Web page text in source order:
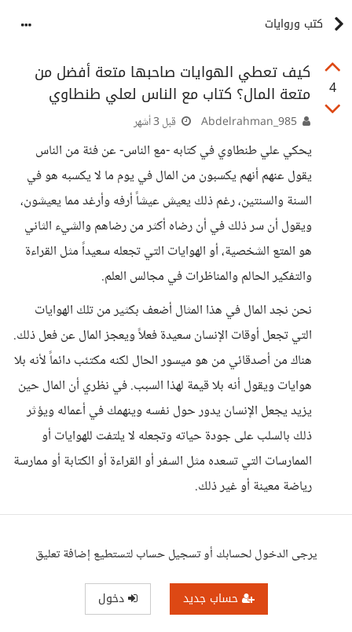
كتب وروايات
4
كيف تعطي الهوايات صاحبها متعة أفضل من
متعة المال؟ كتاب مع الناس لعلي طنطاوي
قبل 3 أشهر
يحكي علي طنطاوي في كتابه -مع الناس- عن فئة من الناس
يقول عنهم أنهم يكسبون من المال في يوم ما لا يكسبه هو في
السنة والسنتين، رغم ذلك يعيش عيشاً أرفه وأرغد مما يعيشون،
ويقول أن سر ذلك في أن رضاه أكثر من رضاهم والشيء الثاني
هو المتع الشخصية، أو الهوايات التي تجعله سعيداً مثل القراءة
والتفكير الحالم والمناظرات في مجالس العلم.
نحن نجد المال في هذا المثال أضعف بكثير من تلك الهوايات
التي تجعل أوقات الإنسان سعيدة فعلاً ويعجز المال عن فعل ذلك.
هناك من أصدقائي من هو ميسور الحال لكنه مكتئب دائماً لأنه بلا
هوايات ويقول أنه بلا قيمة لهذا السبب. في نظري أن المال حين
يزيد يجعل الإنسان يدور حول نفسه وينهمك في أعماله ويؤثر
ذلك بالسلب على جودة حياته وتجعله لا يلتفت للهوايات أو
الممارسات التي تسعده مثل السفر أو القراءة أو الكتابة أو ممارسة
رياضة معينة أو غير ذلك.
يرجى الدخول لحسابك أو تسجيل حساب لتستطيع إضافة تعليق
حساب جديد دخول